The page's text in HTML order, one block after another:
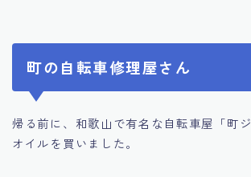
町の自転車修理屋さん
帰る前に、和歌山で有名な自転車屋「町
オイルを買いました。